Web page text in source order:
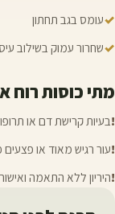
✓עומס בגב תחתון
✓שחרור עמוק בשילוב
מתי כוסות רוח
!בעיות קרישת דם או
!עור רגיש מאוד או פצעים
!היריון ללא התאמה